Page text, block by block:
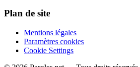
Plan de site
Mentions légales
Paramètres cookies
Cookie Settings